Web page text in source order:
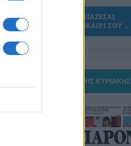
ΟΣΑ ΧΡΕΙΑΖΕΣΑΙ
ΓΙΑ ΤΟ ΚΑΛΟΚΑΙΡΙ ΣΟΥ →
ΤΟ ΠΑΡΟΝ ΤΗΣ ΚΥΡΙΑΚΗΣ